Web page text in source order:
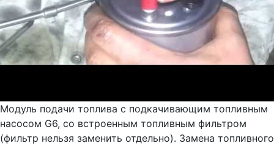
Модуль подачи топлива с подкачивающим топливным
насосом G6, со встроенным топливным фильтром
(фильтр нельзя заменить отдельно). Замена топливного